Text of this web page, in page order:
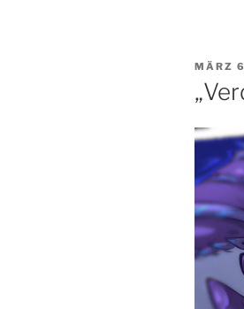
AM
MÄRZ